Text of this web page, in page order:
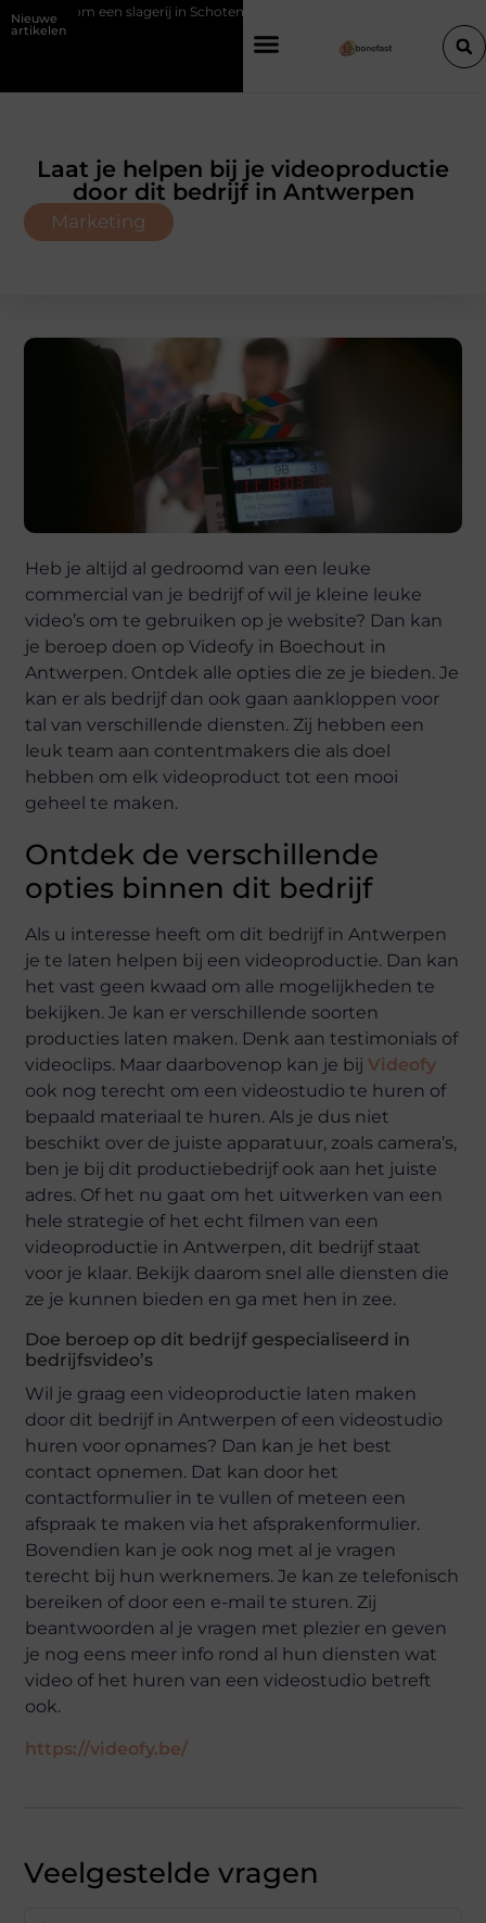
Nieuwe
artikelen
een slagerij in Schoten bouwt op vertrouwen en vakmanschap
Laat je helpen bij je videoproductie
door dit bedrijf in Antwerpen
Marketing
Heb je altijd al gedroomd van een leuke
commercial van je bedrijf of wil je kleine leuke
video’s om te gebruiken op je website? Dan kan
je beroep doen op Videofy in Boechout in
Antwerpen. Ontdek alle opties die ze je bieden. Je
kan er als bedrijf dan ook gaan aankloppen voor
tal van verschillende diensten. Zij hebben een
leuk team aan contentmakers die als doel
hebben om elk videoproduct tot een mooi
geheel te maken.
Ontdek de verschillende
opties binnen dit bedrijf
Als u interesse heeft om dit bedrijf in Antwerpen
je te laten helpen bij een videoproductie. Dan kan
het vast geen kwaad om alle mogelijkheden te
bekijken. Je kan er verschillende soorten
producties laten maken. Denk aan testimonials of
videoclips. Maar daarbovenop kan je bijVideofy
ook nog terecht om een videostudio te huren of
bepaald materiaal te huren. Als je dus niet
beschikt over de juiste apparatuur, zoals camera’s,
ben je bij dit productiebedrijf ook aan het juiste
adres. Of het nu gaat om het uitwerken van een
hele strategie of het echt filmen van een
videoproductie in Antwerpen, dit bedrijf staat
voor je klaar. Bekijk daarom snel alle diensten die
ze je kunnen bieden en ga met hen in zee.
Doe beroep op dit bedrijf gespecialiseerd in
bedrijfsvideo’s
Wil je graag een videoproductie laten maken
door dit bedrijf in Antwerpen of een videostudio
huren voor opnames? Dan kan je het best
contact opnemen. Dat kan door het
contactformulier in te vullen of meteen een
afspraak te maken via het afsprakenformulier.
Bovendien kan je ook nog met al je vragen
terecht bij hun werknemers. Je kan ze telefonisch
bereiken of door een e-mail te sturen. Zij
beantwoorden al je vragen met plezier en geven
je nog eens meer info rond al hun diensten wat
video of het huren van een videostudio betreft
ook.
https://videofy.be/
Veelgestelde vragen